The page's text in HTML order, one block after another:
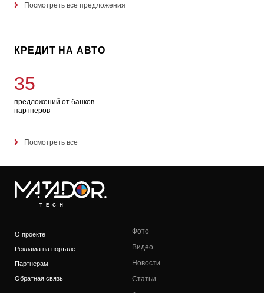
Посмотреть все предложения
КРЕДИТ НА АВТО
35
предложений от банков-
партнеров
Посмотреть все
TECH
О проекте
Реклама на портале
Партнерам
Обратная связь
Фото
Видео
Новости
Статьи